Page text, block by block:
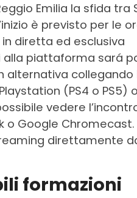
Emilia la sfida tra
è previsto per le
diretta ed esclusiva
alla piattaforma sará
alternativa collegando
(PS4 o PS5)
vedere
o Google
direttamente
formazioni